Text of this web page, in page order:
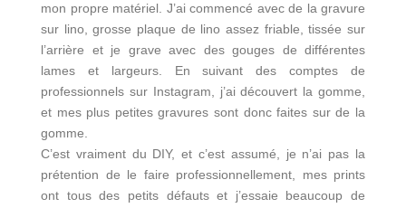
mon propre matériel. J’ai commencé avec de la gravure
sur lino, grosse plaque de lino assez friable, tissée sur
l’arrière et je grave avec des gouges de différentes
lames et largeurs. En suivant des comptes de
professionnels sur Instagram, j’ai découvert la gomme,
et mes plus petites gravures sont donc faites sur de la
gomme.
C’est vraiment du DIY, et c’est assumé, je n’ai pas la
prétention de le faire professionnellement, mes prints
ont tous des petits défauts et j’essaie beaucoup de